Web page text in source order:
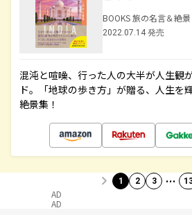
BOOKS 旅の名言＆絶景
2022.07.14 発売
混沌と喧噪、行った人の大半が人生観
ド。「地球の歩き方」が贈る、人生を
絶景集！
1 2 3 …
AD
AD